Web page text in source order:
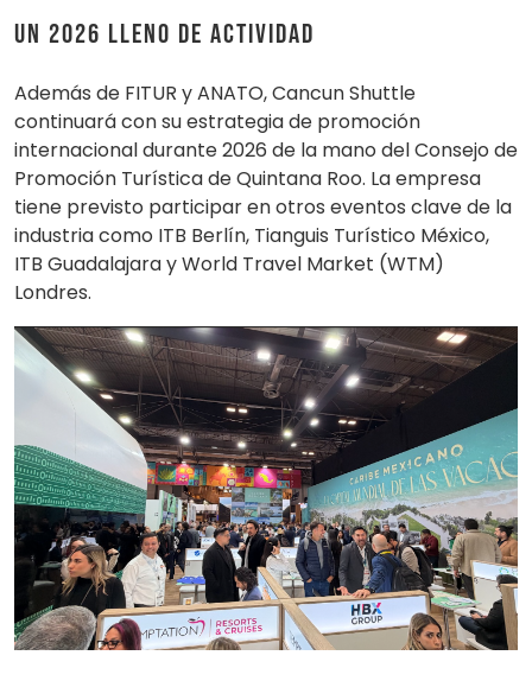
Un 2026 lleno de actividad
Además de FITUR y ANATO, Cancun Shuttle
continuará con su estrategia de promoción
internacional durante 2026 de la mano del Consejo de
Promoción Turística de Quintana Roo. La empresa
tiene previsto participar en otros eventos clave de la
industria como ITB Berlín, Tianguis Turístico México,
ITB Guadalajara y World Travel Market (WTM)
Londres.